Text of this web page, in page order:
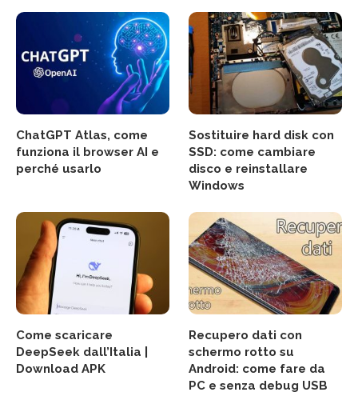
ChatGPT Atlas, come
funziona il browser AI e
perché usarlo
Sostituire hard disk con
SSD: come cambiare
disco e reinstallare
Windows
Come scaricare
DeepSeek dall’Italia |
Download APK
Recupero dati con
schermo rotto su
Android: come fare da
PC e senza debug USB